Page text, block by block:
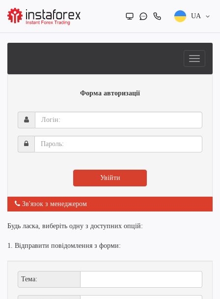
UA
Форма авторизації
Логін:
Пароль:
Увійти
Зв'язок з менеджером
Будь ласка, виберіть одну з доступних опцій:
1. Відправити повідомлення з форми:
Тема: